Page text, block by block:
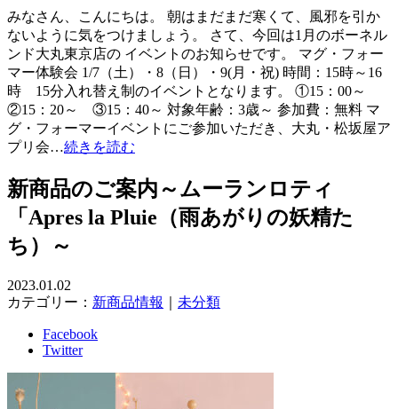
みなさん、こんにちは。 朝はまだまだ寒くて、風邪を引か
ないように気をつけましょう。 さて、今回は1月のボーネル
ンド大丸東京店の イベントのお知らせです。 マグ・フォー
マー体験会 1/7（土）・8（日）・9(月・祝) 時間：15時～16
時 15分入れ替え制のイベントとなります。 ①15：00～
②15：20～ ③15：40～ 対象年齢：3歳～ 参加費：無料 マ
グ・フォーマーイベントにご参加いただき、大丸・松坂屋ア
プリ会…続きを読む
新商品のご案内～ムーランロティ
「Apres la Pluie（雨あがりの妖精た
ち）～
2023.01.02
カテゴリー： 新商品情報 未分類
Facebook
Twitter